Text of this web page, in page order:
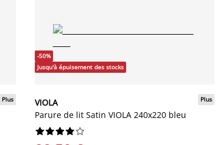
Plus
-50%
Jusqu'à épuisement des stocks
VIOLA
Parure de lit Satin VIOLA 240x220 bleu
Plus





